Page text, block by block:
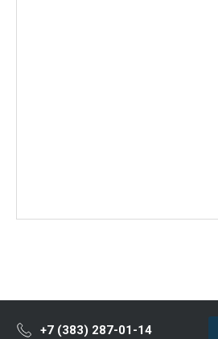
+7 (383) 287-01-14